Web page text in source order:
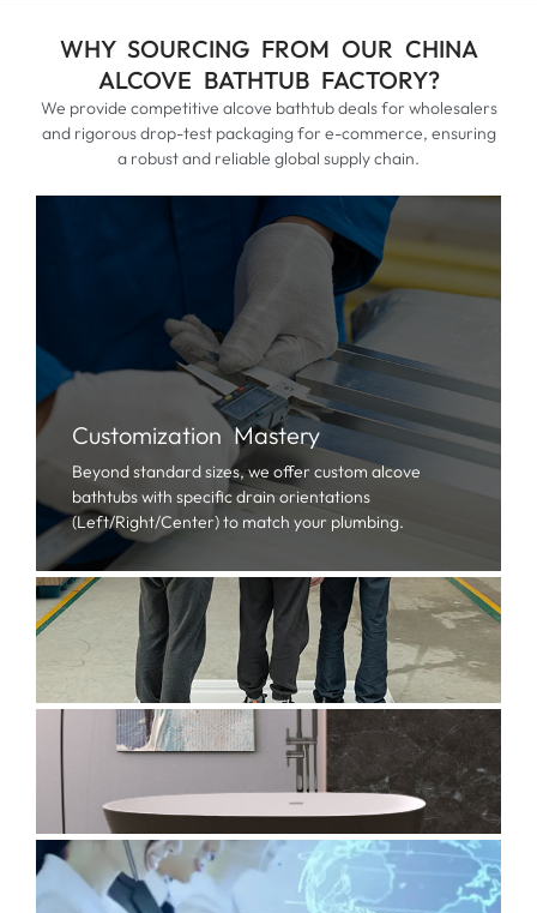
WHY SOURCING FROM OUR CHINA
ALCOVE BATHTUB FACTORY?
We provide competitive alcove bathtub deals for wholesalers
and rigorous drop-test packaging for e-commerce, ensuring
a robust and reliable global supply chain.
Customization Mastery
Beyond standard sizes,we offer custom alcove
bathtubs with specific drain orientations
(Left/Right/Center)to match your plumbing.